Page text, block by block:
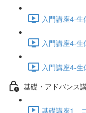
入門講座4-
入門講座4-
入門講座4-
基礎・アドバンス
基礎講座1